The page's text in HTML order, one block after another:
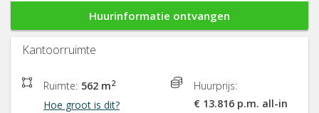
Huurinformatie ontvangen
Kantoorruimte
Ruimte: 562 m2
Hoe groot is dit?
Huurprijs:
€ 13.816 p.m. all-in